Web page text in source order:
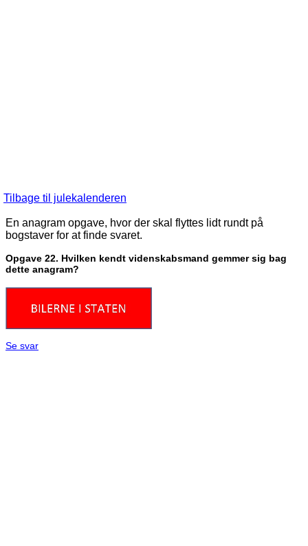
Tilbage til julekalenderen
En anagram opgave, hvor der skal flyttes lidt rundt på
bogstaver for at finde svaret.
Opgave 22. Hvilken kendt videnskabsmand gemmer sig bag
dette anagram?
Se svar